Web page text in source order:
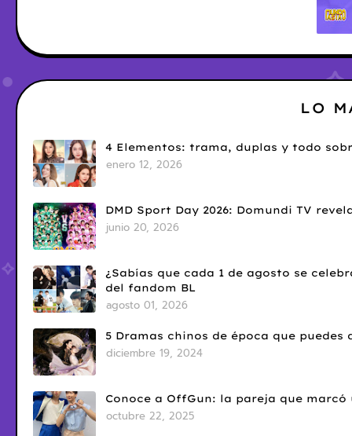
LO
4 Elementos: trama, duplas y todo
enero 12, 2026
DMD Sport Day 2026: Domundi TV
junio 20, 2026
¿Sabías que cada 1 de agosto se
del fandom BL
agosto 01, 2026
5 Dramas chinos de época que
diciembre 19, 2024
Conoce a OffGun: la pareja que
octubre 22, 2025